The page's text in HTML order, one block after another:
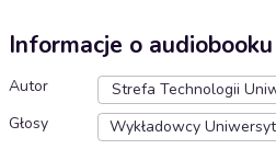
Informacje o audiobooku
Autor
Strefa Technologii
Głosy
Wykładowcy